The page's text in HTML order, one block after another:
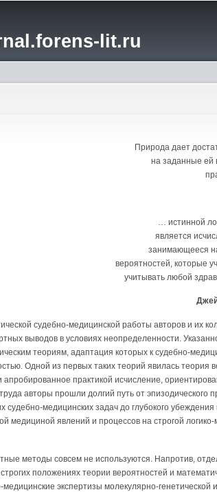
lit.ru
Природа дает
на заданные ей
… истинной
является
занимающееся
вероятностей, которые
учитывать любой
судебно-медицинской работы авторов и их
выводов в условиях неопределенности.
теориям, адаптация которых к судебно-
Одной из первых таких теорий явилась теория
практикой исчисление,
авторы прошли долгий путь от эпизодического
медицинских задач до глубокого убеждения
медициной явлений и процессов на строгой логико-
методы совсем не используются. Напротив,
положениях теории вероятностей и
экспертизы молекулярно-генетической